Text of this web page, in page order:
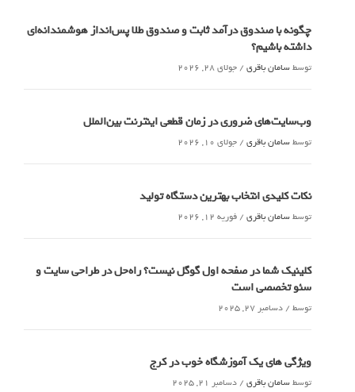
چگونه با صندوق درآمد ثابت و صندوق طلا پس‌انداز هوشمندانه‌ای
داشته باشیم؟
توسطسامان باقری / جولای 28, 2026
وب‌سایت‌های ضروری در زمان قطعی اینترنت بین‌الملل
توسطسامان باقری / جولای 10, 2026
نکات کلیدی انتخاب بهترین دستگاه تولید
توسطسامان باقری / فوریه 12, 2026
کلینیک شما در صفحه اول گوگل نیست؟ راه‌حل در طراحی سایت و
سئو تخصصی است
توسط / دسامبر 27, 2025
ویژگی های یک آموزشگاه خوب در کرج
توسطسامان باقری / دسامبر 21, 2025